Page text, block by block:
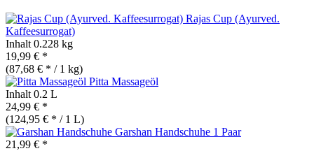
Rajas Cup (Ayurved.
Kaffeesurrogat)
Inhalt 0.228 kg
19,99 € *
(87,68 € * / 1 kg)
Pitta Massageöl
Inhalt 0.2 L
24,99 € *
(124,95 € * / 1 L)
Garshan Handschuhe 1 Paar
21,99 € *